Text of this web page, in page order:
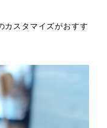
カスタマイズがおすす